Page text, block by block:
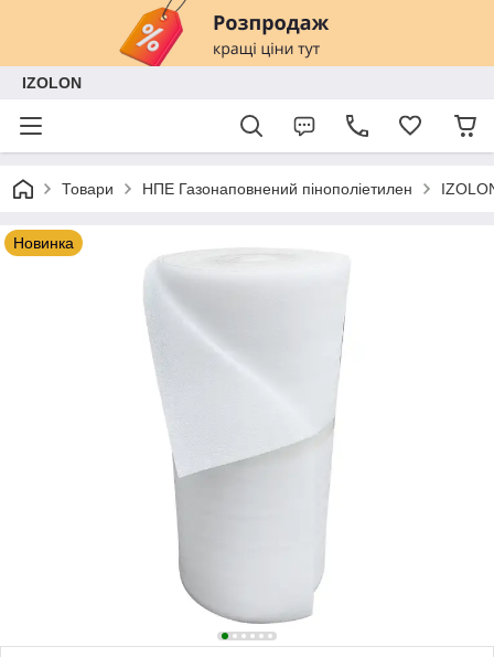
IZOLON
Товари НПЕ Газонаповнений пінополіетилен
Новинка